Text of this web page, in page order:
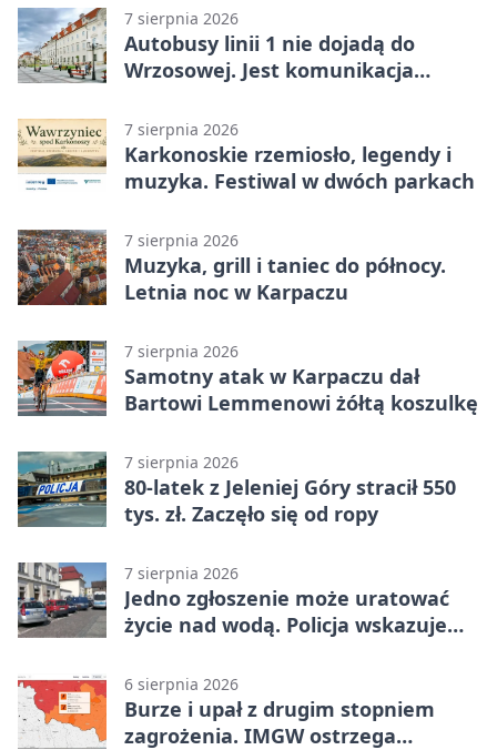
7 sierpnia 2026
Autobusy linii 1 nie dojadą do
Wrzosowej. Jest komunikacja
7 sierpnia 2026
Karkonoskie rzemiosło, legendy i
muzyka. Festiwal w dwóch parkach
7 sierpnia 2026
Muzyka, grill i taniec do północy.
Letnia noc w Karpaczu
7 sierpnia 2026
Samotny atak w Karpaczu dał
Bartowi Lemmenowi żółtą koszulkę
7 sierpnia 2026
80-latek z Jeleniej Góry stracił 550
tys. zł. Zaczęło się od ropy
7 sierpnia 2026
Jedno zgłoszenie może uratować
życie nad wodą. Policja wskazuje
6 sierpnia 2026
Burze i upał z drugim stopniem
zagrożenia. IMGW ostrzega